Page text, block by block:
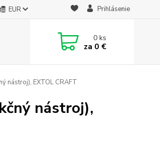
EUR Prihlásenie
0ks
za 0 €
nástroj), EXTOL CRAFT
nástroj),